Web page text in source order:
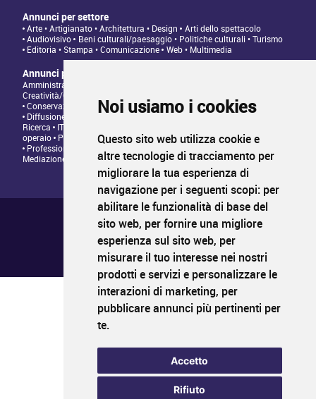
Noi usiamo i cookies
Questo sito web utilizza cookie e
altre tecnologie di tracciamento per
migliorare la tua esperienza di
navigazione per i seguenti scopi: per
abilitare le funzionalità di base del
sito web, per fornire una migliore
esperienza sul sito web, per
misurare il tuo interesse nei nostri
prodotti e servizi e personalizzare le
interazioni di marketing, per
pubblicare annunci più pertinenti per
te.
Accetto
Rifiuto
Annunci per settore
Arte • Artigianato • Architettura • Design
Arti dello spettacolo
Audiovisivo
Beni culturali/paesaggio • Politiche culturali • Turismo
Editoria • Stampa • Comunicazione Web • Multimedia
Annunci per tipologia di professione
Amministrazione • Direzione • Legale
Creatività/Grafica
Conservazione/Tutela/Valorizzazione Patrimonio Culturale
Diffusione/Distribuzione • Commerciale/Fundraising
Ricerca
IT/Programmazione web
operaio
Produzione/Programmazione • Project management
Professioni Editoriali • Giornalismo
Relazioni con il Pubblico •
Mediazione
Chi siamo ?
Condizioni generali di utilizzo
Informativa sulla privacy
Mappa del sito
FAQ pubblicazione
PROFIL CULTURA
Il primo sito di impiego nei settori della cultura
Il portale della formazione culturale